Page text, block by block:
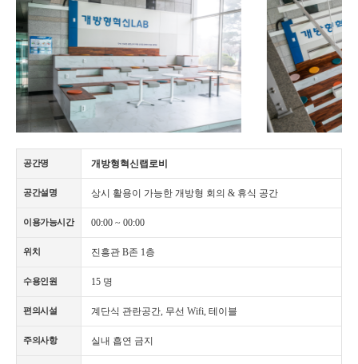
공간명 개방형혁신랩로비
공간설명 상시 활용이 가능한 개방형 회의 & 휴식 공간
이용가능시간 00:00 ~ 00:00
위치 진흥관 B존 1층
수용인원 15 명
편의시설 계단식 관란공간, 무선 Wifi, 테이블
주의사항 실내 흡연 금지